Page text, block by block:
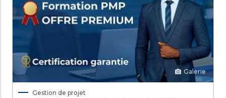
Galerie
Gestion de projet